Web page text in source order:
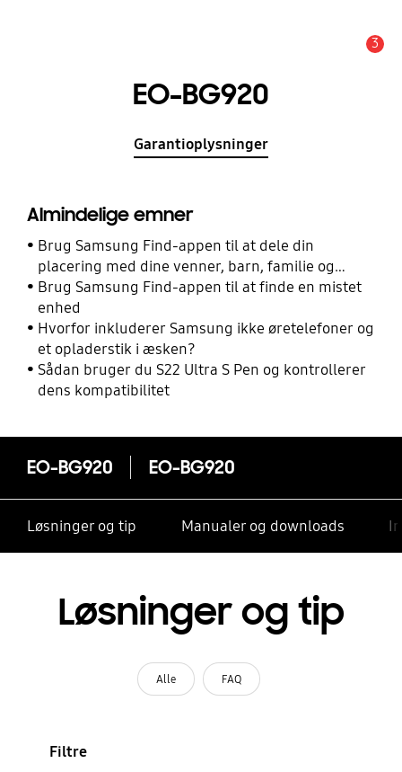
3
EO-BG920
Garantioplysninger
Almindelige emner
Brug Samsung Find-appen til at dele din
placering med dine venner, barn, familie og
andre kontakter
Brug Samsung Find-appen til at finde en mistet
enhed
Hvorfor inkluderer Samsung ikke øretelefoner og
et opladerstik i æsken?
Sådan bruger du S22 Ultra S Pen og kontrollerer
dens kompatibilitet
EO-BG920 EO-BG920
Løsninger og tip Manualer og downloads
Løsninger og tip
Alle FAQ
Filtre